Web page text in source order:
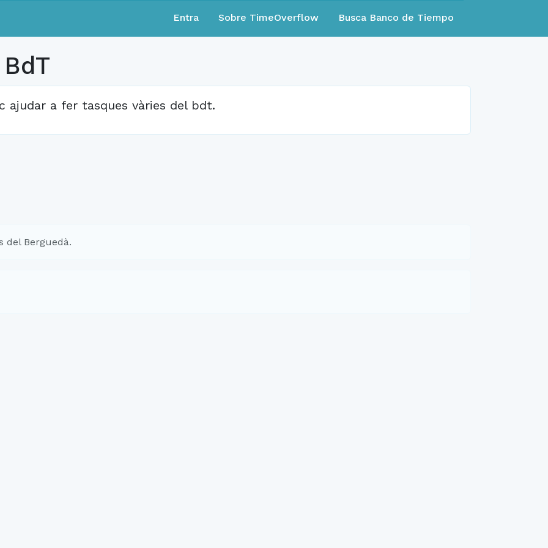
Entra Sobre TimeOverflow Busca Banco de Tiempo
ajudar a fer tasques vàries del bdt.
del Berguedà.